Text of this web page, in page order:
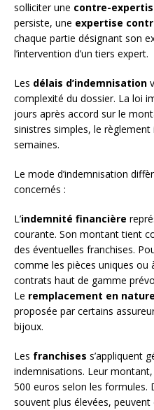
solliciter une contre-
persiste, une expertise
chaque partie désignant son
l’intervention d’un tiers expert.
Les délais d’indemnisation
complexité du dossier. La loi
jours après accord sur le
sinistres simples, le
semaines.
Le mode d’indemnisation
concernés :
L’indemnité financière
courante. Son montant tient
des éventuelles franchises.
comme les pièces uniques ou
contrats haut de gamme
Le remplacement en nature
proposée par certains
bijoux.
Les franchises s’appliquent
indemnisations. Leur
500 euros selon les formules.
souvent plus élevées,